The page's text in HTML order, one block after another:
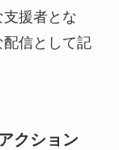
援者とな
配信として記
クション